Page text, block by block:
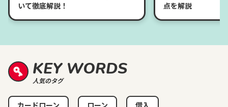
いて徹底解説！
点を解説
KEY WORDS
人気のタグ
カードローン ローン 借入